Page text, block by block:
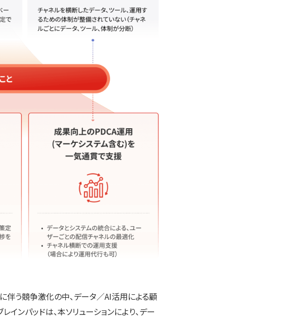
伴う競争激化の中、データ／AI活用による顧
ンパッドは、本ソリューションにより、デー